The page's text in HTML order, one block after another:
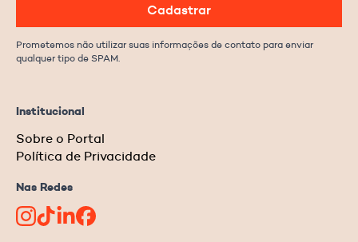
Institucional
Sobre o Portal
Política de Privacidade
Nas Redes
Cadastrar
Prometemos não utilizar suas informações de contato para enviar
qualquer tipo de SPAM.